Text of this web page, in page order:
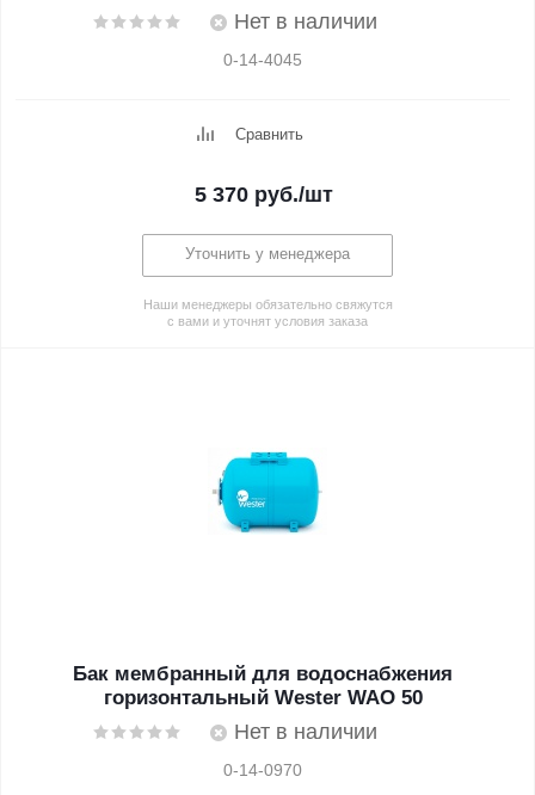
Нет в наличии
0-14-4045
Сравнить
5 370руб./шт
Уточнить у менеджера
Наши менеджеры обязательно свяжутся
с вами и уточнят условия заказа
Бак мембранный для водоснабжения
горизонтальный Wester WAO 50
Нет в наличии
0-14-0970